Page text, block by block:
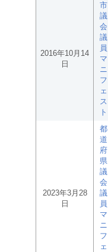
2016年10月14
日
市
議
会
議
員
マ
ニ
フ
ェ
ス
ト
2023年3月28
日
都
道
府
県
議
会
議
員
マ
ニ
フ
ェ